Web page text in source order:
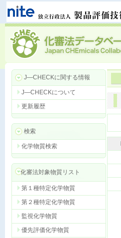
J―CHECKに関する情報
J―CHECKについて
更新履歴
検索
化学物質検索
化審法対象物質リスト
第１種特定化学物質
第２種特定化学物質
監視化学物質
優先評価化学物質